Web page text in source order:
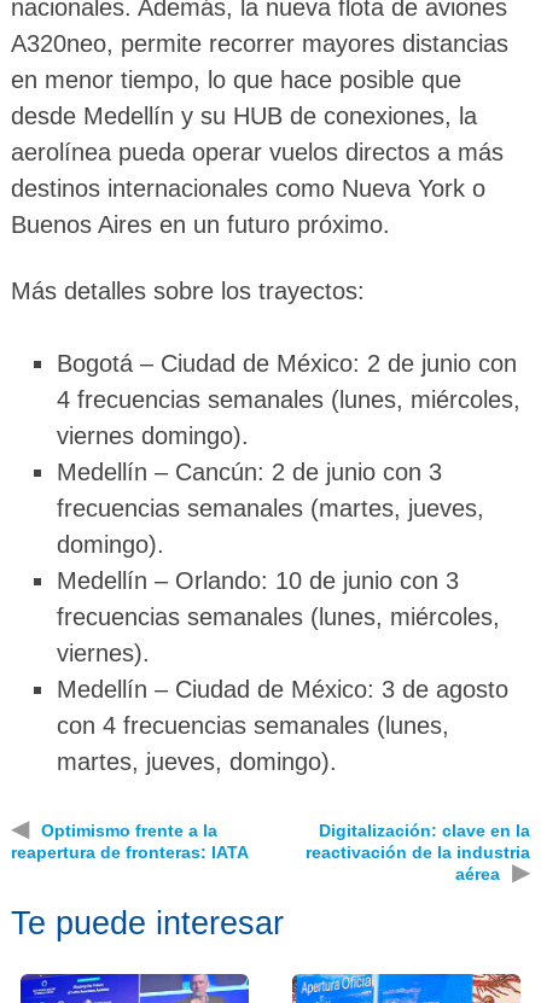
nacionales. Además, la nueva flota de aviones
A320neo, permite recorrer mayores distancias
en menor tiempo, lo que hace posible que
desde Medellín y su HUB de conexiones, la
aerolínea pueda operar vuelos directos a más
destinos internacionales como Nueva York o
Buenos Aires en un futuro próximo.
Más detalles sobre los trayectos:
Bogotá – Ciudad de México: 2 de junio con
4 frecuencias semanales (lunes, miércoles,
viernes domingo).
Medellín – Cancún: 2 de junio con 3
frecuencias semanales (martes, jueves,
domingo).
Medellín – Orlando: 10 de junio con 3
frecuencias semanales (lunes, miércoles,
viernes).
Medellín – Ciudad de México: 3 de agosto
con 4 frecuencias semanales (lunes,
martes, jueves, domingo).
◀
Optimismo frente a la
reapertura de fronteras: IATA
Digitalización: clave en la
reactivación de la industria
aérea
▶
Te puede interesar